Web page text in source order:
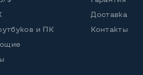
и ПК
Доставка
Контакты